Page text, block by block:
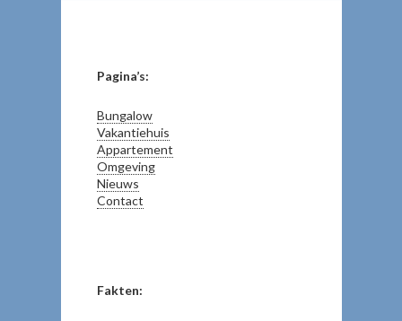
Pagina’s:
Bungalow
Vakantiehuis
Appartement
Omgeving
Nieuws
Contact
Fakten: